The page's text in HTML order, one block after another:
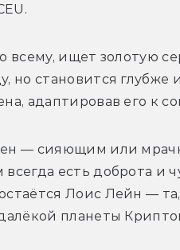
всему, ищет золотую
но становится глубже
адаптировав его к
— сияющим или
есть доброта и
Лоис Лейн —
планеты